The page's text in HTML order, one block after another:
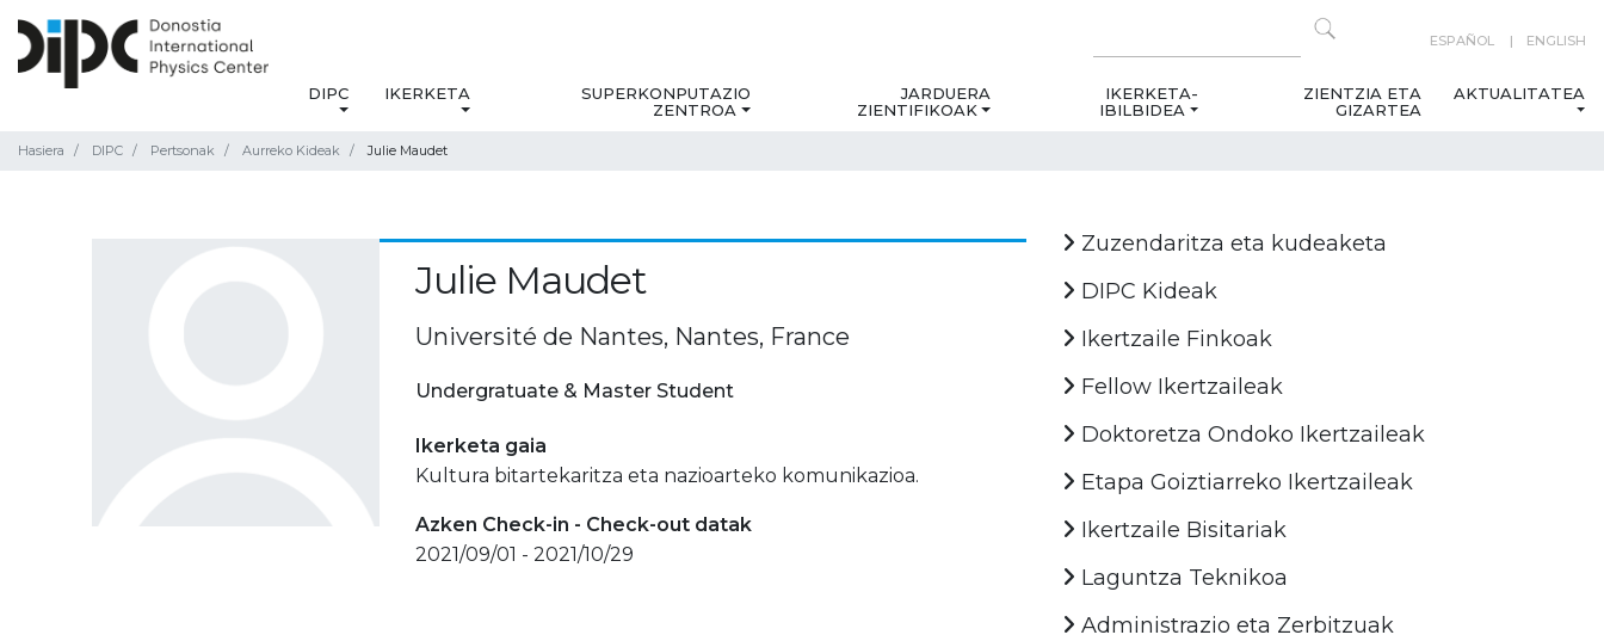
ESPAÑOL ENGLISH
DIPC IKERKETA
SUPERKONPUTAZIO
ZENTROA
JARDUERA
ZIENTIFIKOAK
IKERKETA-
IBILBIDEA
ZIENTZIA ETA
GIZARTEA
AKTUALITATEA
Hasiera DIPC Pertsonak Aurreko Kideak Julie Maudet
Julie Maudet
Université de Nantes, Nantes, France
Undergratuate & Master Student
Ikerketa gaia
Kultura bitartekaritza eta nazioarteko komunikazioa.
Azken Check-in - Check-out datak
2021/09/01 - 2021/10/29
Zuzendaritza eta kudeaketa
DIPC Kideak
Ikertzaile Finkoak
Fellow Ikertzaileak
Doktoretza Ondoko Ikertzaileak
Etapa Goiztiarreko Ikertzaileak
Ikertzaile Bisitariak
Laguntza Teknikoa
Administrazio eta Zerbitzuak